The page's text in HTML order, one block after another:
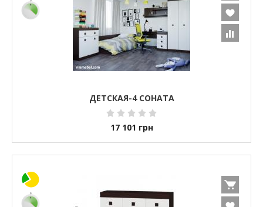
ДЕТСКАЯ-4 СОНАТА
17 101 грн